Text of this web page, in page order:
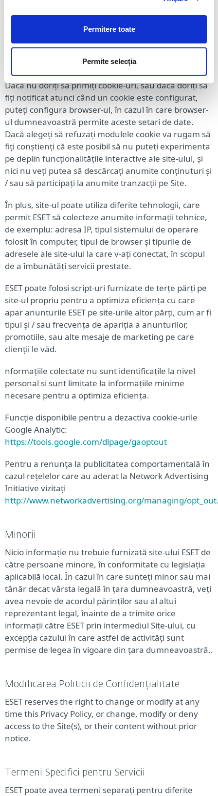
Permitere toate
Permite selecția
Nicio informație personale despre dvs. nu este
colectată prin utilizarea acestor tipuri de cookie-uri.
identificarea computerului pe care îl folosiți și nu a
Dacă nu doriți să primiți cookie-uri, sau dacă doriți să
fiți notificat atunci când un cookie este configurat,
puteți configura browser-ul, în cazul în care browser-
ul dumneavoastră permite aceste setari de date.
Dacă alegeți să refuzați modulele cookie va rugam să
fiți conștienți că este posibil să nu puteți experimenta
pe deplin funcționalitățile interactive ale site-ului, și
nici nu veți putea să descărcați anumite conținuturi și
/ sau să participați la anumite tranzacții pe Site.
În plus, site-ul poate utiliza diferite tehnologii, care
permit ESET să colecteze anumite informații tehnice,
de exemplu: adresa IP, tipul sistemului de operare
folosit în computer, tipul de browser și tipurile de
adresele ale site-ului la care v-ați conectat, în scopul
de a îmbunătăți servicii prestate.
ESET poate folosi script-uri furnizate de terțe părți pe
site-ul propriu pentru a optimiza eficiența cu care
apar anunturile ESET pe site-urile altor părți, cum ar fi
tipul și / sau frecvența de apariția a anunturilor,
promotiile, sau alte mesaje de marketing pe care
clienții le văd.
nformațiile colectate nu sunt identificațile la nivel
personal si sunt limitate la informațiile minime
necesare pentru a optimiza eficiența.
Funcție disponibile pentru a dezactiva cookie-urile
Google Analytic:
https://tools.google.com/dlpage/gaoptout
Pentru a renunța la publicitatea comportamentală în
cazul rețelelor care au aderat la Network Advertising
Initiative vizitați
http://www.networkadvertising.org/managing/
Minorii
Nicio informație nu trebuie furnizată site-ului ESET de
către persoane minore, în conformitate cu legislația
aplicabilă local. În cazul în care sunteți minor sau mai
tânăr decat vârsta legală în țara dumneavoastră, veți
avea nevoie de acordul părinților sau al altui
reprezentant legal, înainte de a trimite orice
informații către ESET prin intermediul Site-ului, cu
excepția cazului în care astfel de activități sunt
permise de legea în vigoare din țara dumneavoastră..
Modificarea Politicii de Confidențialitate
ESET reserves the right to change or modify at any
time this Privacy Policy, or change, modify or deny
access to the Site(s), or their content without prior
notice.
Termeni Specifici pentru Servicii
ESET poate avea termeni separați pentru diferite